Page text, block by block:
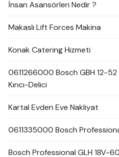
İnsan Asansörleri Nedir ?
Makaslı Lift Forces Makina
Konak Catering Hizmeti
0611266000 Bosch GBH 12-
Kırıcı-Delici
Kartal Evden Eve Nakliyat
0611335000 Bosch Professional
Bosch Professional GLH 18V-